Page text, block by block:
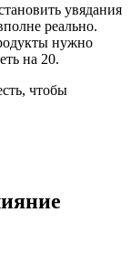
увядания
реально.
нужно
на 20.